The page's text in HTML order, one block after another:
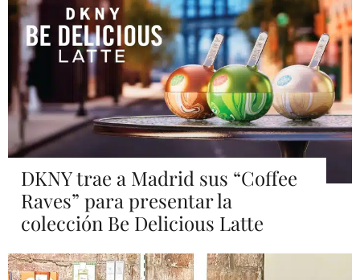
DKNY trae a Madrid sus “Coffee
Raves” para presentar la
colección Be Delicious Latte